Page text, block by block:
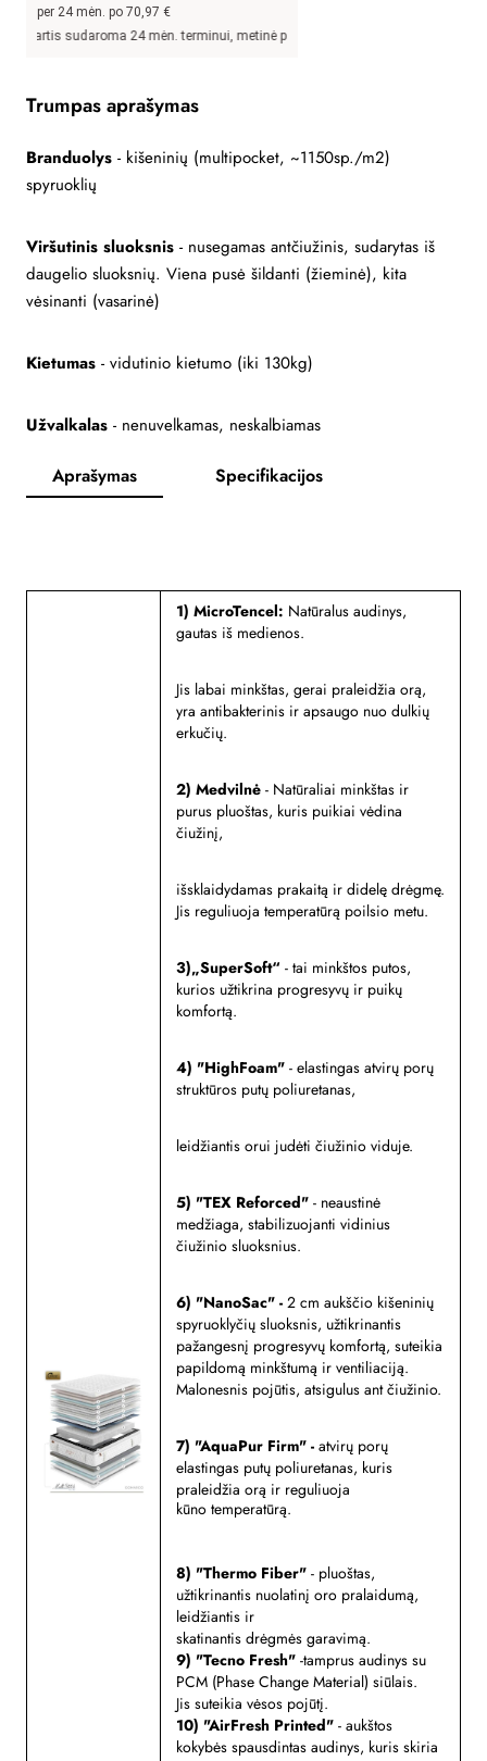
per 24 mėn. po 70,97 €
24 mėn. terminui, metinė palūkanų norma –
Trumpas aprašymas
Branduolys - kišeninių (multipocket, ~1150sp./m2)
spyruoklių
Viršutinis sluoksnis - nusegamas antčiužinis, sudarytas iš
daugelio sluoksnių. Viena pusė šildanti (žieminė), kita
vėsinanti (vasarinė)
Kietumas - vidutinio kietumo (iki 130kg)
Užvalkalas - nenuvelkamas, neskalbiamas
Aprašymas Specifikacijos
1) MicroTencel: Natūralus audinys,
gautas iš medienos.
Jis labai minkštas, gerai praleidžia orą,
yra antibakterinis ir apsaugo nuo dulkių
erkučių.
2) Medvilnė - Natūraliai minkštas ir
purus pluoštas, kuris puikiai vėdina
čiužinį,
išsklaidydamas prakaitą ir didelę drėgmę.
Jis reguliuoja temperatūrą poilsio metu.
3)„SuperSoft“ - tai minkštos putos,
kurios užtikrina progresyvų ir puikų
komfortą.
4) "HighFoam" - elastingas atvirų porų
struktūros putų poliuretanas,
leidžiantis orui judėti čiužinio viduje.
5) "TEX Reforced" - neaustinė
medžiaga, stabilizuojanti vidinius
čiužinio sluoksnius.
6) "NanoSac" - 2 cm aukščio kišeninių
spyruoklyčių sluoksnis, užtikrinantis
pažangesnį progresyvų komfortą, suteikia
papildomą minkštumą ir ventiliaciją.
Malonesnis pojūtis, atsigulus ant čiužinio.
7) "AquaPur Firm" - atvirų porų
elastingas putų poliuretanas, kuris
praleidžia orą ir reguliuoja
kūno temperatūrą.
8) "Thermo Fiber" - pluoštas,
užtikrinantis nuolatinį oro pralaidumą,
leidžiantis ir
skatinantis drėgmės garavimą.
9) "Tecno Fresh" -tamprus audinys su
PCM (Phase Change Material) siūlais.
Jis suteikia vėsos pojūtį.
10) "AirFresh Printed" - aukštos
kokybės spausdintas audinys, kuris skiria